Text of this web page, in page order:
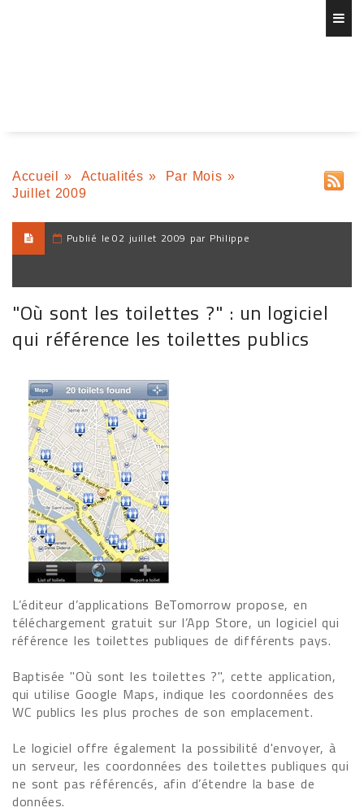
Accueil » Actualités » Par Mois »
Juillet 2009
Publié le 02 juillet 2009 par Philippe
"Où sont les toilettes ?" : un logiciel
qui référence les toilettes publics
L’éditeur d’applications BeTomorrow propose, en
téléchargement gratuit sur l’App Store, un logiciel qui
référence les toilettes publiques de différents pays.
Baptisée "Où sont les toilettes ?", cette application,
qui utilise Google Maps, indique les coordonnées des
WC publics les plus proches de son emplacement.
Le logiciel offre également la possibilité d'envoyer, à
un serveur, les coordonnées des toilettes publiques qui
ne sont pas référencés, afin d’étendre la base de
données.